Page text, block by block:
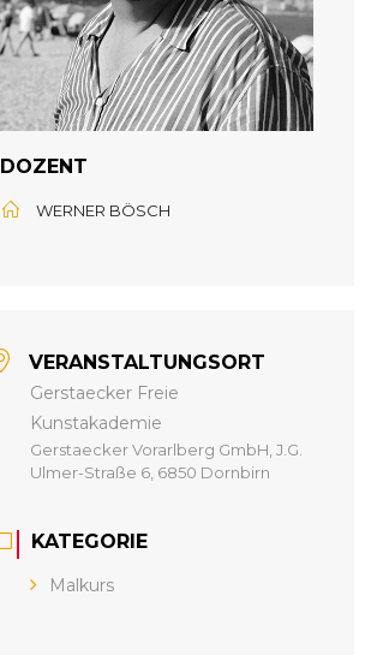
DOZENT
WERNER BÖSCH
VERANSTALTUNGSORT
Gerstaecker Freie
Kunstakademie
Gerstaecker Vorarlberg GmbH, J.G.
Ulmer-Straße 6, 6850 Dornbirn
KATEGORIE
Malkurs